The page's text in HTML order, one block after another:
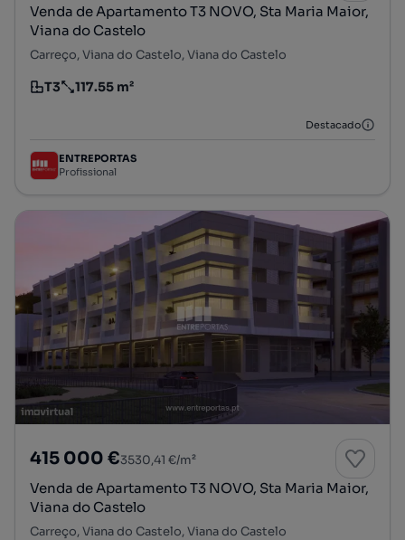
Venda de Apartamento T3 NOVO, Sta Maria Maior,
Viana do Castelo
Carreço, Viana do Castelo, Viana do Castelo
Tipologia
T3
Preço por metro quadrado
117.55 m²
Destacado
ENTREPORTAS
Profissional
415 000 €3530,41 €/m²
Venda de Apartamento T3 NOVO, Sta Maria Maior,
Viana do Castelo
Carreço, Viana do Castelo, Viana do Castelo